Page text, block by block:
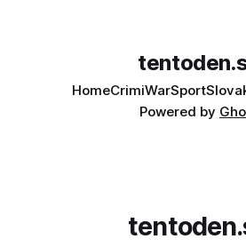
HomeCrimiWarSport
Powered by